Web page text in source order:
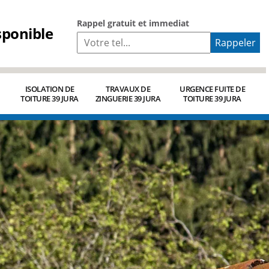
Rappel gratuit et immediat
ISOLATION DE
TOITURE 39 JURA
TRAVAUX DE
ZINGUERIE 39 JURA
URGENCE FUITE DE
TOITURE 39 JURA